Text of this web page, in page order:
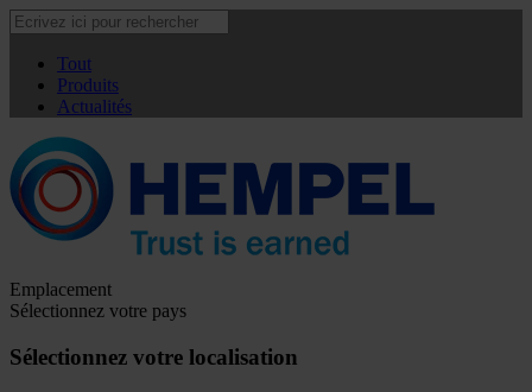
Tout
Produits
Actualités
Emplacement
Sélectionnez votre pays
Sélectionnez votre localisation